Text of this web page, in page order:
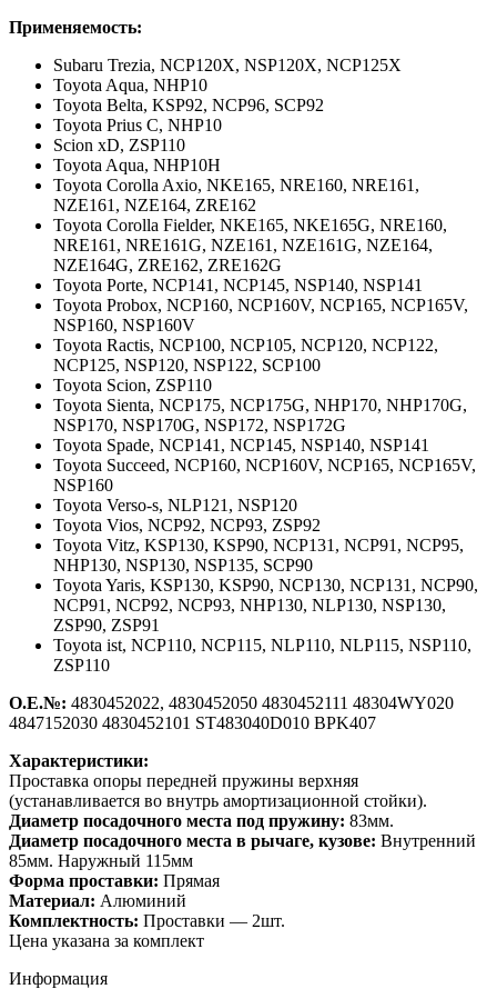
Применяемость:
Subaru Trezia, NCP120X, NSP120X, NCP125X
Toyota Aqua, NHP10
Toyota Belta, KSP92, NCP96, SCP92
Toyota Prius C, NHP10
Scion xD, ZSP110
Toyota Aqua, NHP10H
Toyota Corolla Axio, NKE165, NRE160, NRE161,
NZE161, NZE164, ZRE162
Toyota Corolla Fielder, NKE165, NKE165G, NRE160,
NRE161, NRE161G, NZE161, NZE161G, NZE164,
NZE164G, ZRE162, ZRE162G
Toyota Porte, NCP141, NCP145, NSP140, NSP141
Toyota Probox, NCP160, NCP160V, NCP165, NCP165V,
NSP160, NSP160V
Toyota Ractis, NCP100, NCP105, NCP120, NCP122,
NCP125, NSP120, NSP122, SCP100
Toyota Scion, ZSP110
Toyota Sienta, NCP175, NCP175G, NHP170, NHP170G,
NSP170, NSP170G, NSP172, NSP172G
Toyota Spade, NCP141, NCP145, NSP140, NSP141
Toyota Succeed, NCP160, NCP160V, NCP165, NCP165V,
NSP160
Toyota Verso-s, NLP121, NSP120
Toyota Vios, NCP92, NCP93, ZSP92
Toyota Vitz, KSP130, KSP90, NCP131, NCP91, NCP95,
NHP130, NSP130, NSP135, SCP90
Toyota Yaris, KSP130, KSP90, NCP130, NCP131, NCP90,
NCP91, NCP92, NCP93, NHP130, NLP130, NSP130,
ZSP90, ZSP91
Toyota ist, NCP110, NCP115, NLP110, NLP115, NSP110,
ZSP110
О.Е.№: 4830452022, 4830452050 4830452111 48304WY020
4847152030 4830452101 ST483040D010 BPK407
Характеристики:
Проставка опоры передней пружины верхняя
(устанавливается во внутрь амортизационной стойки).
Диаметр посадочного места под пружину: 83мм.
Диаметр посадочного места в рычаге, кузове: Внутренний
85мм. Наружный 115мм
Форма проставки: Прямая
Материал: Алюминий
Комплектность: Проставки — 2шт.
Цена указана за комплект
Информация